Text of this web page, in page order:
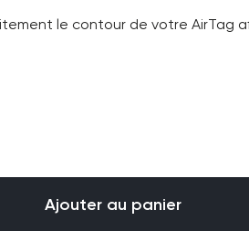
le contour de votre AirTag
Ajouter au panier